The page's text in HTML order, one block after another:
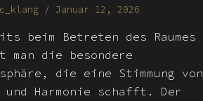
/ Januar 12, 2026
beim Betreten des Raumes
man die besondere
die eine Stimmung von
und Harmonie schafft. Der